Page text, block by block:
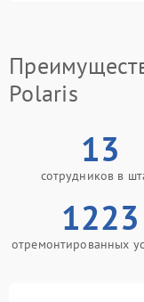
Polaris
13
сотрудников в
1223
отремонтированных